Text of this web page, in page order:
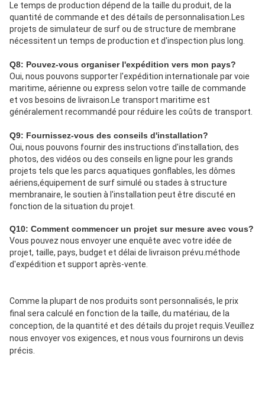
Le temps de production dépend de la taille du produit, de la
quantité de commande et des détails de personnalisation.Les
projets de simulateur de surf ou de structure de membrane
nécessitent un temps de production et d'inspection plus long.
Q8: Pouvez-vous organiser l'expédition vers mon pays?
Oui, nous pouvons supporter l'expédition internationale par voie
maritime, aérienne ou express selon votre taille de commande
et vos besoins de livraison.Le transport maritime est
généralement recommandé pour réduire les coûts de transport.
Q9: Fournissez-vous des conseils d'installation?
Oui, nous pouvons fournir des instructions d'installation, des
photos, des vidéos ou des conseils en ligne pour les grands
projets tels que les parcs aquatiques gonflables, les dômes
aériens,équipement de surf simulé ou stades à structure
membranaire, le soutien à l'installation peut être discuté en
fonction de la situation du projet.
Q10: Comment commencer un projet sur mesure avec vous?
Vous pouvez nous envoyer une enquête avec votre idée de
projet, taille, pays, budget et délai de livraison prévu.méthode
d'expédition et support après-vente.
Comme la plupart de nos produits sont personnalisés, le prix
final sera calculé en fonction de la taille, du matériau, de la
conception, de la quantité et des détails du projet requis.Veuillez
nous envoyer vos exigences, et nous vous fournirons un devis
précis.